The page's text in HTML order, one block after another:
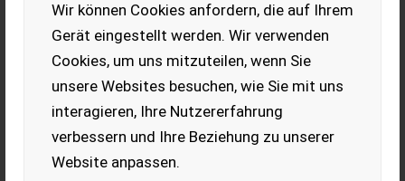
Wir können Cookies anfordern, die auf Ihrem
Gerät eingestellt werden. Wir verwenden
Cookies, um uns mitzuteilen, wenn Sie
unsere Websites besuchen, wie Sie mit uns
interagieren, Ihre Nutzererfahrung
verbessern und Ihre Beziehung zu unserer
Website anpassen.
Sonstige Magnetband
Overband magnet, schwere Ausführung ca. 5t
EUR 4.800 inkl. 20 % MwSt.